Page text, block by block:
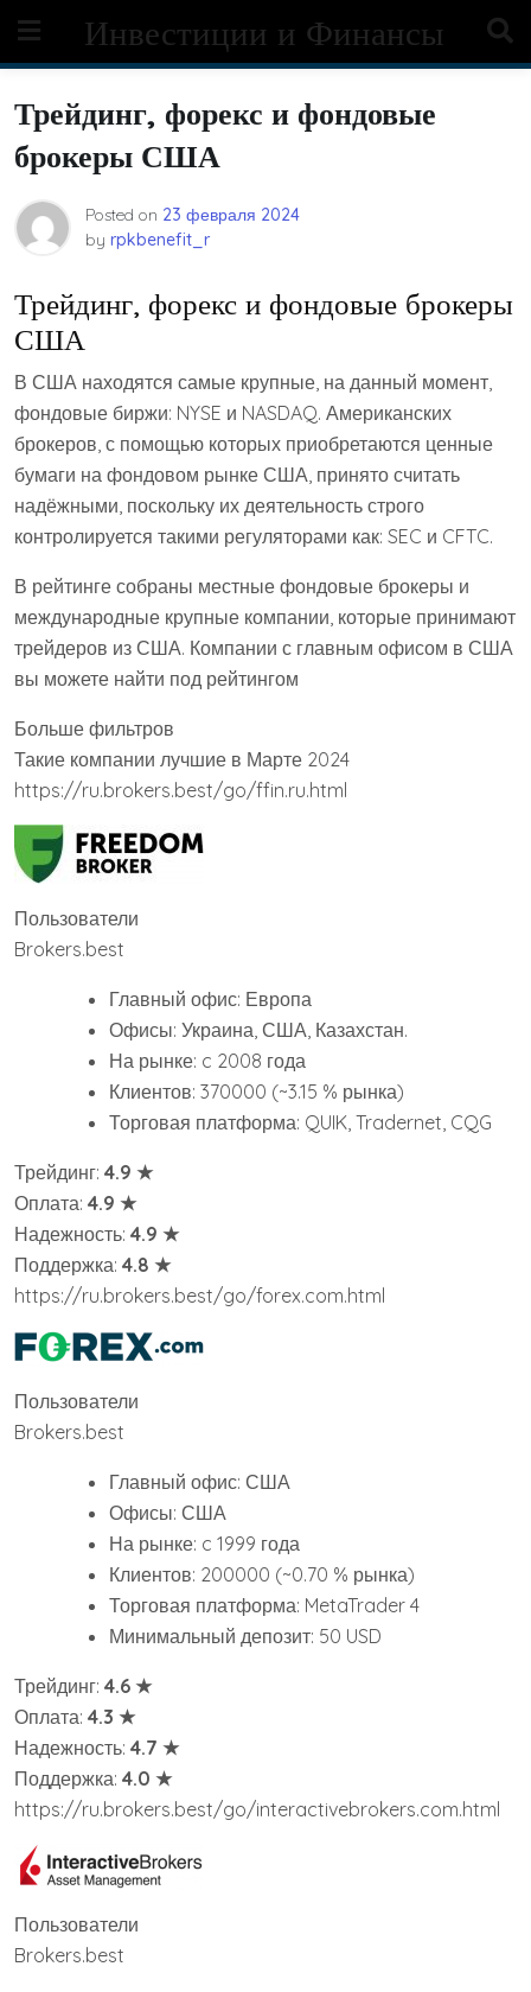
content
Инвестиции и Финансы
Трейдинг, форекс и фондовые
брокеры США
Posted on 23 февраля 2024
by rpkbenefit_r
Трейдинг, форекс и фондовые брокеры
США
В США находятся самые крупные, на данный момент,
фондовые биржи: NYSE и NASDAQ. Американских
брокеров, с помощью которых приобретаются ценные
бумаги на фондовом рынке США, принято считать
надёжными, поскольку их деятельность строго
контролируется такими регуляторами как: SEC и CFTC.
В рейтинге собраны местные фондовые брокеры и
международные крупные компании, которые принимают
трейдеров из США. Компании с главным офисом в США
вы можете найти под рейтингом
Больше фильтров
Такие компании лучшие в Марте 2024
https://ru.brokers.best/go/ffin.ru.html
Пользователи
Brokers.best
Главный офис: Европа
Офисы: Украина, США, Казахстан.
На рынке: c 2008 года
Клиентов: 370000 (~3.15 % рынка)
Торговая платформа: QUIK, Tradernet, CQG
Трейдинг: 4.9 ★
Оплата: 4.9 ★
Надежность: 4.9 ★
Поддержка: 4.8 ★
https://ru.brokers.best/go/forex.com.html
Пользователи
Brokers.best
Главный офис: США
Офисы: США
На рынке: c 1999 года
Клиентов: 200000 (~0.70 % рынка)
Торговая платформа: MetaTrader 4
Минимальный депозит: 50 USD
Трейдинг: 4.6 ★
Оплата: 4.3 ★
Надежность: 4.7 ★
Поддержка: 4.0 ★
https://ru.brokers.best/go/interactivebrokers.com.html
Пользователи
Brokers.best